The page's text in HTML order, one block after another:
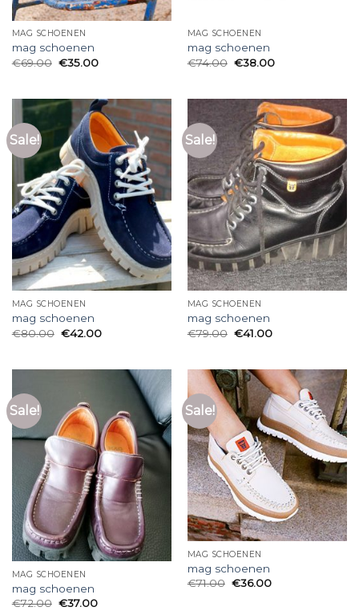
MAG SCHOENEN
mag schoenen
€69.00 €35.00
MAG SCHOENEN
mag schoenen
€74.00 €38.00
Sale!
MAG SCHOENEN
mag schoenen
€80.00 €42.00
Sale!
MAG SCHOENEN
mag schoenen
€79.00 €41.00
Sale!
MAG SCHOENEN
mag schoenen
€72.00 €37.00
Sale!
MAG SCHOENEN
mag schoenen
€71.00 €36.00